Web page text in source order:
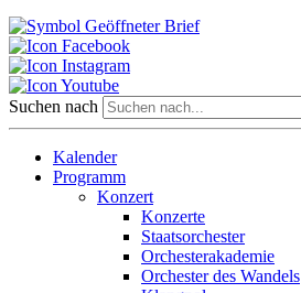
Suchen nach
Kalender
Programm
Konzert
Konzerte
Staatsorchester
Orchesterakademie
Orchester des Wandels